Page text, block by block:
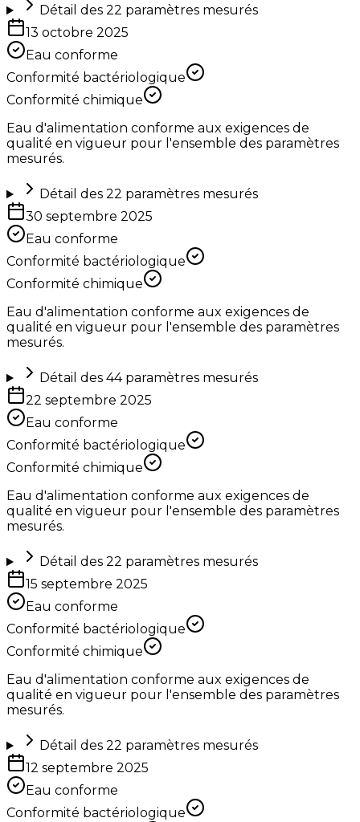
Détail des 22 paramètres mesurés
13 octobre 2025
Eau conforme
Conformité bactériologique
Conformité chimique
Eau d'alimentation conforme aux exigences de
qualité en vigueur pour l'ensemble des paramètres
mesurés.
Détail des 22 paramètres mesurés
30 septembre 2025
Eau conforme
Conformité bactériologique
Conformité chimique
Eau d'alimentation conforme aux exigences de
qualité en vigueur pour l'ensemble des paramètres
mesurés.
Détail des 44paramètres mesurés
22 septembre 2025
Eau conforme
Conformité bactériologique
Conformité chimique
Eau d'alimentation conforme aux exigences de
qualité en vigueur pour l'ensemble des paramètres
mesurés.
Détail des 22 paramètres mesurés
15 septembre 2025
Eau conforme
Conformité bactériologique
Conformité chimique
Eau d'alimentation conforme aux exigences de
qualité en vigueur pour l'ensemble des paramètres
mesurés.
Détail des 22 paramètres mesurés
12 septembre 2025
Eau conforme
Conformité bactériologique